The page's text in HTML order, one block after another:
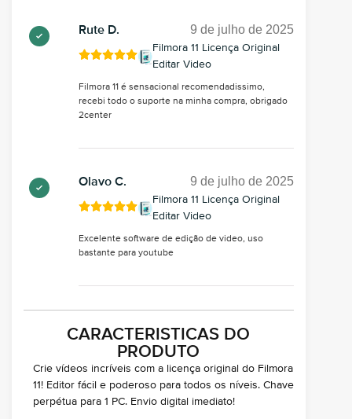
Rute D. 9 de julho de 2025
Filmora 11 Licença Original
Editar Video
Filmora 11 é sensacional recomendadissimo,
recebi todo o suporte na minha compra, obrigado
2center
Olavo C. 9 de julho de 2025
Filmora 11 Licença Original
Editar Video
Excelente software de edição de video, uso
bastante para youtube
CARACTERISTICAS DO
PRODUTO
Crie vídeos incríveis com a licença original do Filmora
11! Editor fácil e poderoso para todos os níveis. Chave
perpétua para 1 PC. Envio digital imediato!